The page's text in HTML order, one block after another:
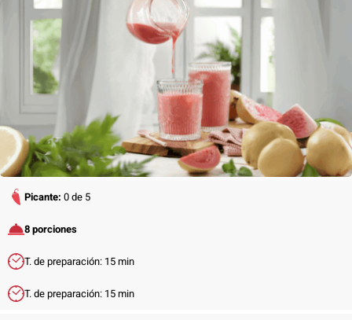
Picante: 0 de 5
8 porciones
T. de preparación: 15 min
T. de preparación: 15 min